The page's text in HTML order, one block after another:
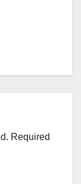
Required